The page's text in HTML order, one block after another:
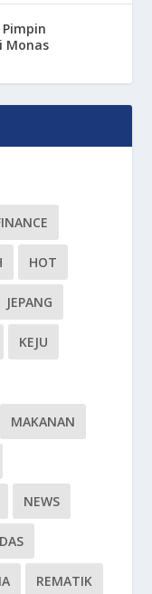
Monas
HOT
JEPANG
KEJU
MAKANAN
NEWS
REMATIK